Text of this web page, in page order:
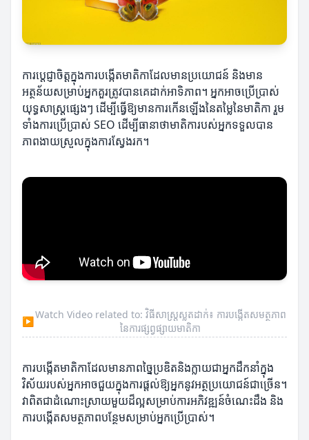
ការប្តេជ្ញាចិត្តក្នុងការបង្កើតមាតិកាដែលមានប្រយោជន៍ និងមាន
អត្ថន័យសម្រាប់អ្នកគួរត្រូវបានគេដាក់អាទិភាព។ អ្នកអាចប្រើប្រាស់
យុទ្ធសាស្ត្រផ្សេងៗ ដើម្បីធ្វើឱ្យមានការកើនឡើងនៃតម្លៃនៃមាតិកា រួម
ទាំងការប្រើប្រាស់ SEO ដើម្បីធានាថាមាតិការបស់អ្នកទទួលបាន
ភាពងាយស្រួលក្នុងការស្វែងរក។
▶
Watch Video related to: វិធីសាស្រ្តស្លតដាក់៖ ការបង្កើតសមត្ថភាព
នៃការផ្សព្វផ្សាយមាតិកា
ការបង្កើតមាតិកាដែលមានភាពច្នៃប្រឌិតនិងក្លាយជាអ្នកដឹកនាំក្នុង
វិស័យរបស់អ្នកអាចជួយក្នុងការផ្តល់ឱ្យអ្នកនូវអត្ថប្រយោជន៍ជាច្រើន។
វាពិតជាដំណោះស្រាយមួយដ៏ល្អសម្រាប់ការអភិវឌ្ឍន៍ចំណេះដឹង និង
ការបង្កើតសមត្ថភាពបន្ថែមសម្រាប់អ្នកប្រើប្រាស់។